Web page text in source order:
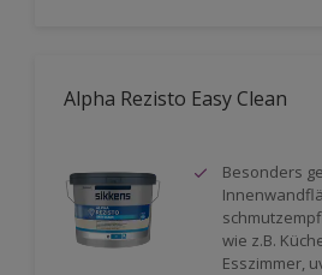
Alpha Rezisto Easy Clean
Besonders
wie z.B.
Esszimmer,